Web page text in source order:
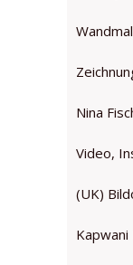
Nina
Video,
(UK)
Kapwani